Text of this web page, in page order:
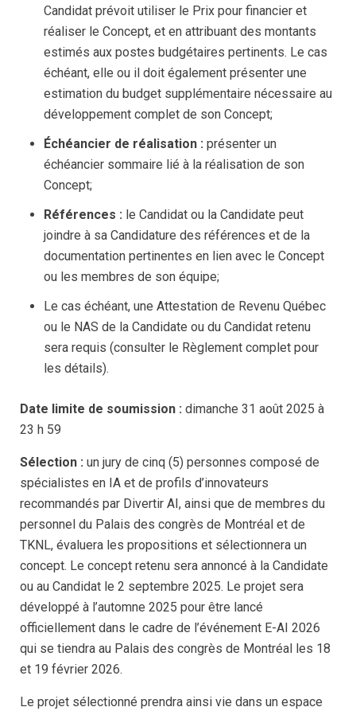
Candidat prévoit utiliser le Prix pour financier et
réaliser le Concept, et en attribuant des montants
estimés aux postes budgétaires pertinents. Le cas
échéant, elle ou il doit également présenter une
estimation du budget supplémentaire nécessaire au
développement complet de son Concept;
Échéancier de réalisation : présenter un
échéancier sommaire lié à la réalisation de son
Concept;
Références : le Candidat ou la Candidate peut
joindre à sa Candidature des références et de la
documentation pertinentes en lien avec le Concept
ou les membres de son équipe;
Le cas échéant, une Attestation de Revenu Québec
ou le NAS de la Candidate ou du Candidat retenu
sera requis (consulter le Règlement complet pour
les détails).
Date limite de soumission : dimanche 31 août 2025 à
23 h 59
Sélection : un jury de cinq (5) personnes composé de
spécialistes en IA et de profils d’innovateurs
recommandés par Divertir AI, ainsi que de membres du
personnel du Palais des congrès de Montréal et de
TKNL, évaluera les propositions et sélectionnera un
concept. Le concept retenu sera annoncé à la Candidate
ou au Candidat le 2 septembre 2025. Le projet sera
développé à l’automne 2025 pour être lancé
officiellement dans le cadre de l’événement E-AI 2026
qui se tiendra au Palais des congrès de Montréal les 18
et 19 février 2026.
Le projet sélectionné prendra ainsi vie dans un espace